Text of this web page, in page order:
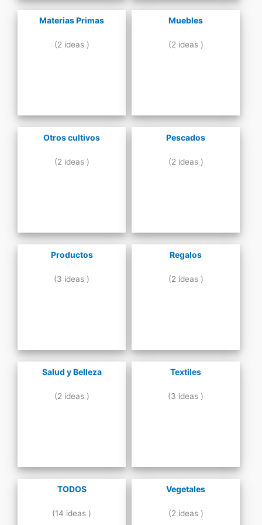
Materias Primas
(2 ideas )
Muebles
(2 ideas )
Otros cultivos
(2 ideas )
Pescados
(2 ideas )
Productos
(3 ideas )
Regalos
(2 ideas )
Salud y Belleza
(2 ideas )
Textiles
(3 ideas )
TODOS
(14 ideas )
Vegetales
(2 ideas )